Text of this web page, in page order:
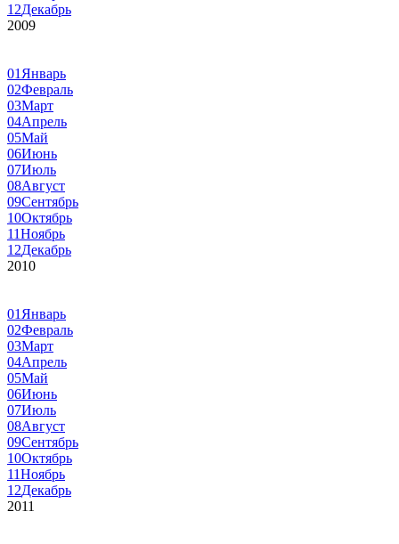
12Декабрь
2009
01 Январь
02Февраль
03Март
04Апрель
05Май
06Июнь
07Июль
08Август
09Сентябрь
10Октябрь
11Ноябрь
12Декабрь
2010
01 Январь
02Февраль
03Март
04Апрель
05Май
06Июнь
07Июль
08Август
09Сентябрь
10Октябрь
11Ноябрь
12Декабрь
2011